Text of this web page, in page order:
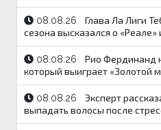
08.08.26
Глава Ла Лиги
сезона высказался о
08.08.26
Рио Фердинанд
который выиграет «Золотой
08.08.26
Эксперт
выпадать волосы после